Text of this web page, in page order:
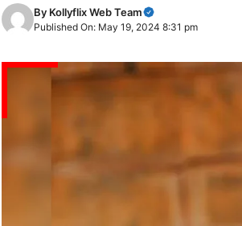
By Kollyflix Web Team
Published On: May 19, 2024 8:31 pm